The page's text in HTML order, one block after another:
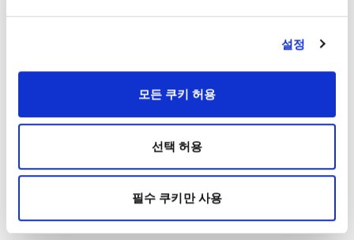
설정
모든 쿠키 허용
선택 허용
필수 쿠키만 사용